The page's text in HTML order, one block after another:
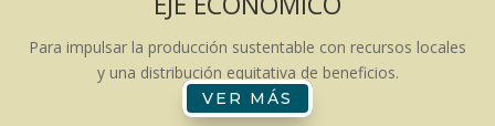
Para impulsar la producción sustentable con recursos locales
y una distribución equitativa de beneficios.
VER MÁS